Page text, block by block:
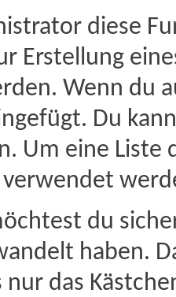
diese
Erstellung
Wenn du
Du
Um eine Liste
du
haben.
nur das